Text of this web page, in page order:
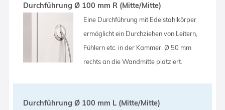
Durchführung Ø 100 mm R (Mitte/Mitte)
Eine Durchführung mit Edelstahlkörper
ermöglicht ein Durchziehen von Leitern,
Fühlern etc. in der Kammer. Ø 50 mm
rechts an die Wandmitte platziert.
Durchführung Ø 100 mm L (Mitte/Mitte)